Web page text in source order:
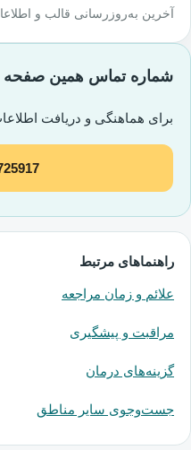
آخرین به‌روزرسانی قالب و اطلاعات
شماره تماس همین صفحه
برای هماهنگی و دریافت
راهنماهای مرتبط
علائم و زمان مراجعه
مراقبت و پیشگیری
گزینه‌های درمان
جست‌وجوی سایر مناطق